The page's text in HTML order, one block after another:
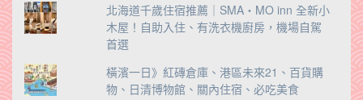
北海道千歲住宿推薦｜SMA・MO inn 全新小
木屋！自助入住、有洗衣機廚房，機場自駕
首選
橫濱一日》紅磚倉庫、港區未來21、百貨購
物、日清博物館、關內住宿、必吃美食